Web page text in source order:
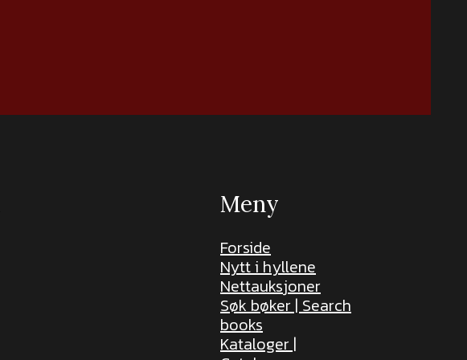
Meny
Forside
Nytt i hyllene
Nettauksjoner
Søk bøker | Search
books
Kataloger |